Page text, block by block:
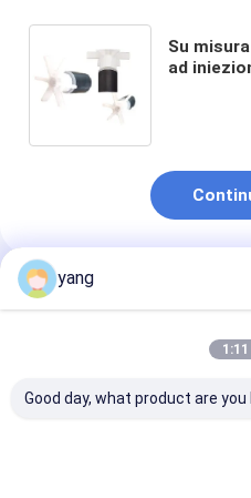
Su
ad
Prodotti Raccomandati
yang
1:11
Good day, what product are you